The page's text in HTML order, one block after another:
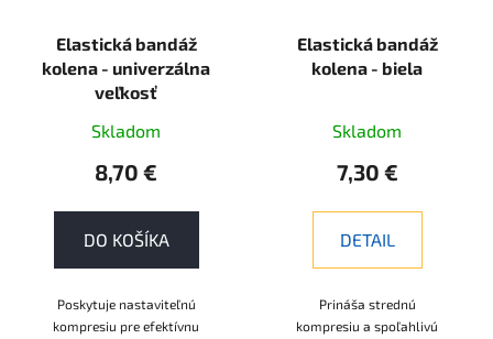
Elastická bandáž
kolena - univerzálna
veľkosť
Skladom
8,70 €
DO KOŠÍKA
Poskytuje nastaviteľnú
kompresiu pre efektívnu
Elastická bandáž
kolena - biela
Skladom
7,30 €
DETAIL
Prináša strednú
kompresiu a spoľahlivú